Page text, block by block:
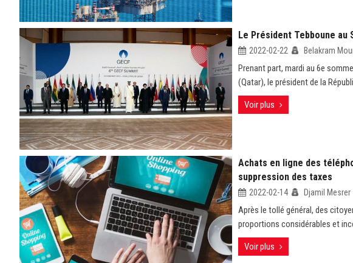
Le Président Tebboune au
2022-02-22 Belakram
Prenant part, mardi au 6e
(Qatar), le président de la
Voir plus
Achats en ligne des
suppression des taxes
2022-02-14 Djamil Mesrer
Après le tollé général, des
proportions considérables et
Voir plus